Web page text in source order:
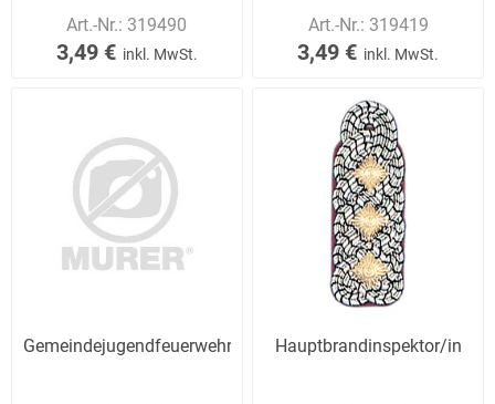
Art.-Nr.: 319490
3,49 € inkl. MwSt.
Art.-Nr.: 319419
3,49 € inkl. MwSt.
Gemeindejugendfeuerwehrwart/inHauptbrandinspektor/in